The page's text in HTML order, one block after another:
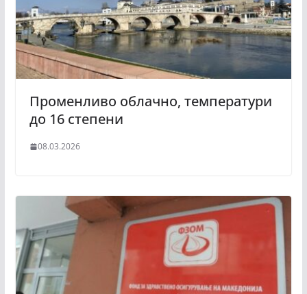
Променливо облачно, температури
до 16 степени
08.03.2026